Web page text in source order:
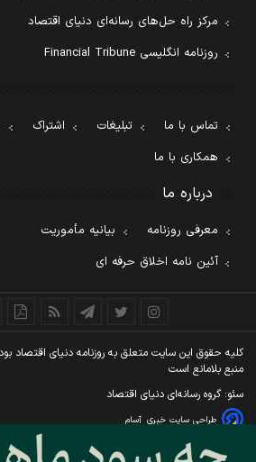
مرکز راه حل‌های رسانه‌ای دنیای اقتصاد
روزنامه انگلیسی Financial Tribune
تماس با ما تبلیغات اشتراک
همکاری با ما
درباره ما
معرفی روزنامه
بیانیه مأموریت
آئین نامه اخلاق حرفه ای
کليه حقوق اين سايت متعلق به روزنامه دنيای اقتصاد
منبع بلامانع است
سئو: گروه رسانه‌ای دنیای اقتصاد
طراحی سایت خبری آسام